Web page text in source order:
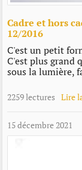
Cadre et hors
12/2016
C'est un petit
C'est plus grand
sous la lumière,
2259 lectures Lire
15 décembre 2021